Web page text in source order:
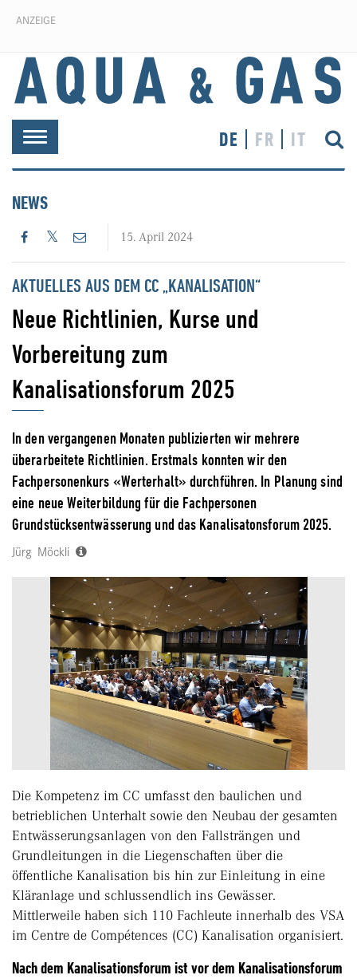
ANZEIGE
Toggle
navigation
DE FR IT
NEWS
15. April 2024
AKTUELLES AUS DEM CC „KANALISATION“
Neue Richtlinien, Kurse und
Vorbereitung zum
Kanalisationsforum 2025
In den vergangenen Monaten publizierten wir mehrere
überarbeitete Richtlinien. Erstmals konnten wir den
Fachpersonenkurs «Werterhalt» durchführen. In Planung sind
eine neue Weiterbildung für die Fachpersonen
Grundstücksentwässerung und das Kanalisatonsforum 2025.
Jürg Möckli
Die Kompetenz im CC umfasst den baulichen und
betrieblichen Unterhalt sowie den Neubau der gesamten
Entwässerungsanlagen von den Fallsträngen und
Grundleitungen in die Liegenschaften über die
öffentliche Kanalisation bis hin zur Einleitung in eine
Kläranlage und schlussendlich ins Gewässer.
Mittlerweile haben sich 110 Fachleute innerhalb des VSA
im Centre de Compétences (CC) Kanalisation organisiert.
Nach dem Kanalisationsforum ist vor dem Kanalisationsforum